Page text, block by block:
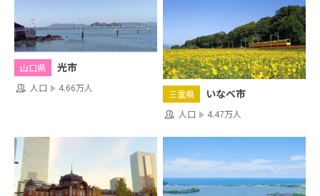
山口県 光市
人口 4.66万人
三重県 いなべ市
人口 4.47万人